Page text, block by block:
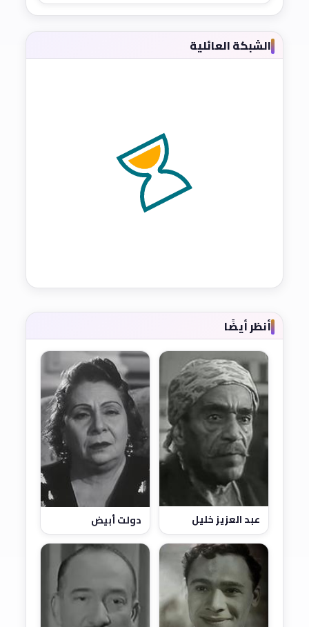
الشبكة العائلية
أنظر أيضًا
عبد العزيز خليل دولت أبيض